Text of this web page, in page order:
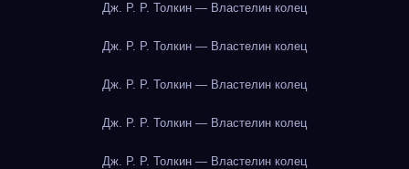
Дж. Р. Р. Толкин — Властелин колец
Дж. Р. Р. Толкин — Властелин колец
Дж. Р. Р. Толкин — Властелин колец
Дж. Р. Р. Толкин — Властелин колец
Дж. Р. Р. Толкин — Властелин колец